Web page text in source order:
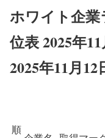
ホワイト企
位表 2025年
2025年11月12
順